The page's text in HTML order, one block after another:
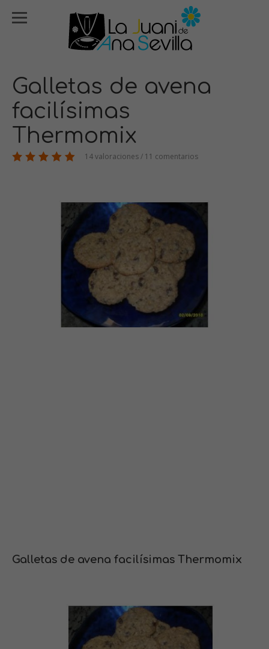
Galletas de avena
facilísimas
Thermomix
14 valoraciones / 11 comentarios
Galletas de avena facilísimas Thermomix